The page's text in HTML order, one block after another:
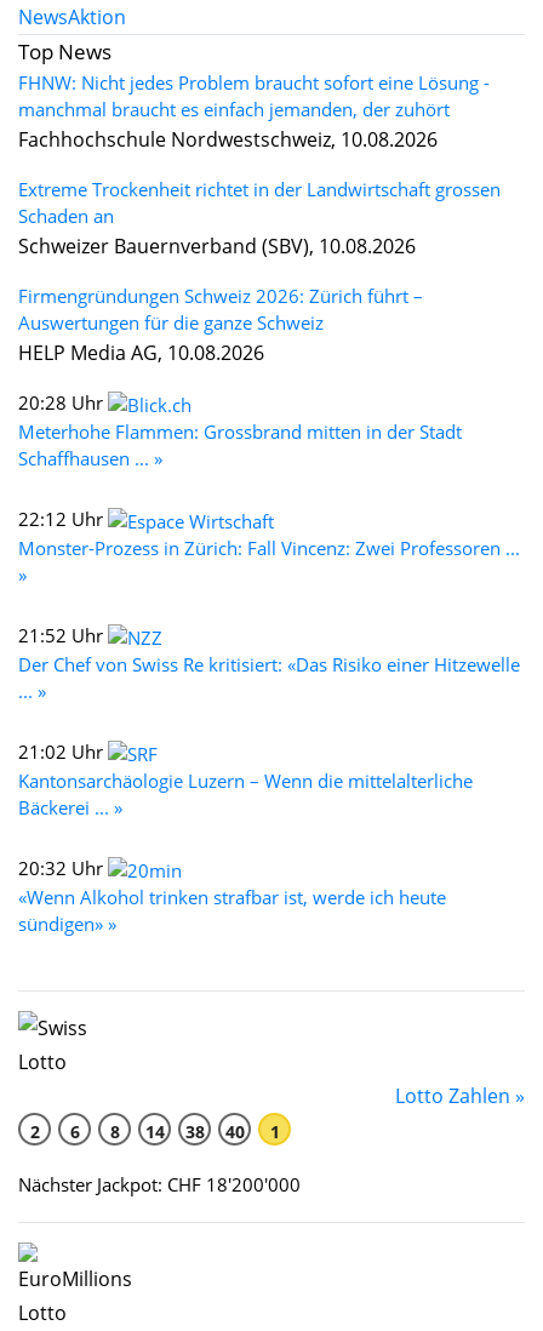
NewsAktion
Top News
FHNW: Nicht jedes Problem braucht sofort eine Lösung -
manchmal braucht es einfach jemanden, der zuhört
Fachhochschule Nordwestschweiz, 10.08.2026
Extreme Trockenheit richtet in der Landwirtschaft grossen
Schaden an
Schweizer Bauernverband (SBV), 10.08.2026
Firmengründungen Schweiz 2026: Zürich führt –
Auswertungen für die ganze Schweiz
HELP Media AG, 10.08.2026
20:28 Uhr
Meterhohe Flammen: Grossbrand mitten in der Stadt
Schaffhausen ... »
22:12 Uhr
Monster-Prozess in Zürich: Fall Vincenz: Zwei Professoren ...
»
21:52 Uhr
Der Chef von Swiss Re kritisiert: «Das Risiko einer Hitzewelle
... »
21:02 Uhr
Kantonsarchäologie Luzern – Wenn die mittelalterliche
Bäckerei ... »
20:32 Uhr
«Wenn Alkohol trinken strafbar ist, werde ich heute
sündigen» »
Lotto Zahlen »
2 6 8 14 38 40 1
Nächster Jackpot: CHF 18'200'000